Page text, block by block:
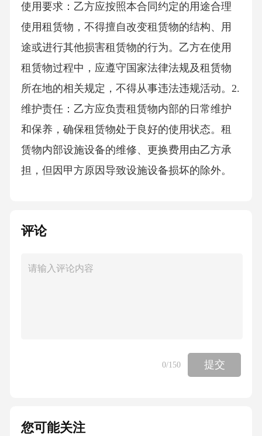
使用要求：乙方应按照本合同约定的用途合理
使用租赁物，不得擅自改变租赁物的结构、用
途或进行其他损害租赁物的行为。乙方在使用
租赁物过程中，应遵守国家法律法规及租赁物
所在地的相关规定，不得从事违法违规活动。2.
维护责任：乙方应负责租赁物内部的日常维护
和保养，确保租赁物处于良好的使用状态。租
赁物内部设施设备的维修、更换费用由乙方承
担，但因甲方原因导致设施设备损坏的除外。
因甲方未履行维护责任导致租赁物出现安全隐
乙方因此遭受的损失。3.安全责任：乙方在租赁
安全管理。若因乙方原因导致租赁物发生安全
事故，乙方应承担全部责任，并赔偿甲方因此
评论
0/150 提交
您可能关注